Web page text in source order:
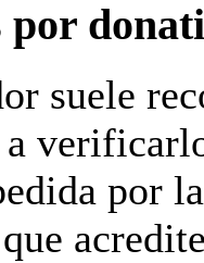
por
suele
por